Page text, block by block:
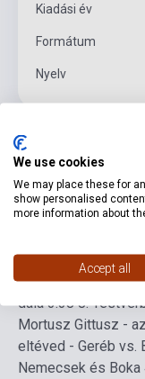
Kiadási év
Formátum
Nyelv
1. Add át! - nyitány
dala 2:423. Ilyen
Gittegylet dala 3:26
Vörösingesek
dala 3.388.
Mortusz Gittusz -
eltéved - Geréb vs.
Nemecsek és Boka
We use cookies
We may place these for
show personalised
more information about
Accept all